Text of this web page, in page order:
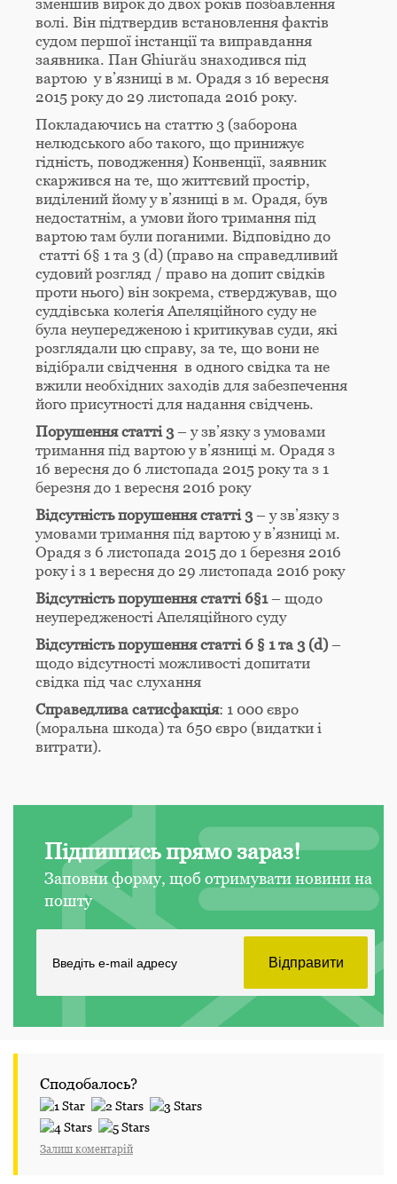
зменшив вирок до двох років позбавлення
волі. Він підтвердив встановлення фактів
судом першої інстанції та виправдання
заявника. Пан Ghiurău знаходився під
вартою у в’язниці в м. Орадя з 16 вересня
2015 року до 29 листопада 2016 року.
Покладаючись на статтю 3 (заборона
нелюдського або такого, що принижує
гідність, поводження) Конвенції, заявник
скаржився на те, що життєвий простір,
виділений йому у в’язниці в м. Орадя, був
недостатнім, а умови його тримання під
вартою там були поганими. Відповідно до
статті 6§ 1 та 3 (d) (право на справедливий
судовий розгляд / право на допит свідків
проти нього) він зокрема, стверджував, що
суддівська колегія Апеляційного суду не
була неупередженою і критикував суди, які
розглядали цю справу, за те, що вони не
відібрали свідчення в одного свідка та не
вжили необхідних заходів для забезпечення
його присутності для надання свідчень.
Порушення статті 3– у зв’язку з умовами
тримання під вартою у в’язниці м. Орадя з
16 вересня до 6 листопада 2015 року та з 1
березня до 1 вересня 2016 року
Відсутність порушення статті 3– у зв’язку з
умовами тримання під вартою у в’язниці м.
Орадя з 6 листопада 2015 до 1 березня 2016
року і з 1 вересня до 29 листопада 2016 року
Відсутність порушення статті 6§1– щодо
неупередженості Апеляційного суду
Відсутність порушення статті 6 § 1 та 3 (d) –
щодо відсутності можливості допитати
свідка під час слухання
Справедлива сатисфакція: 1 000 євро
(моральна шкода) та 650 євро (видатки і
витрати).
Підпишись прямо зараз!
Заповни форму, щоб отримувати новини на
пошту
Сподобалось?
Залиш коментарій